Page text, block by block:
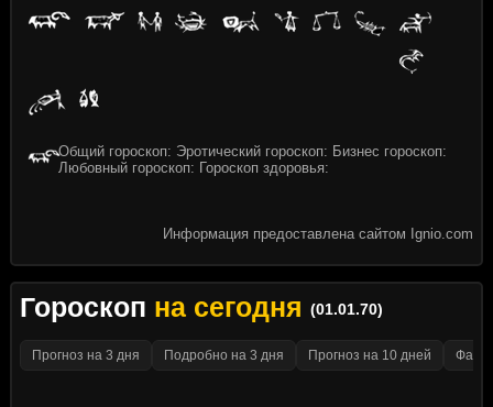
Общий гороскоп: Эротический гороскоп: Бизнес гороскоп:
Любовный гороскоп: Гороскоп здоровья:
Информация предоставлена сайтом Ignio.com
Гороскоп на сегодня (01.01.70)
Прогноз на 3 дня Подробно на 3 дня Прогноз на 10 дней